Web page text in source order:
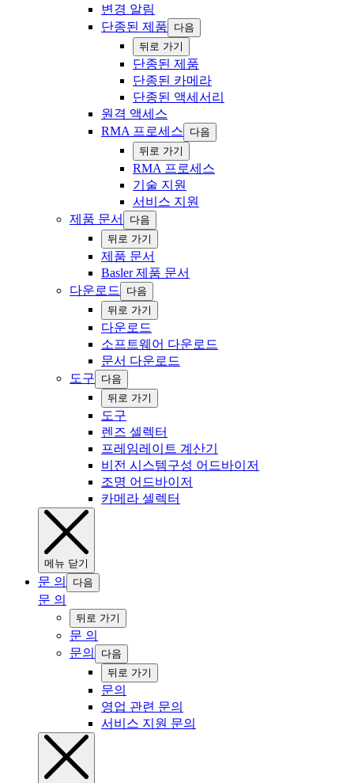
변경 알림
단종된 제품
다음
‍뒤로 ‍가기
단종된 제품
단종된 카메라
단종된 액세서리
원격 액세스
RMA 프로세스
다음
‍뒤로 ‍가기
RMA 프로세스
기술 ‍지원
서비스 지원
제품 문서
다음
‍뒤로 ‍가기
제품 문서
Basler 제품 문서
다운로드
다음
‍뒤로 ‍가기
다운로드
소프트웨어 다운로드
문서 다운로드
도구
다음
‍뒤로 ‍가기
도구
‍렌즈 ‍‍셀렉터
프레임레이트 계산기
비전 시스템구성 어드바이저
‍조명 어드바이저
카메라 ‍셀렉터
‍메뉴 ‍닫기
문 의 다음
문 의
‍뒤로 ‍가기
문 의
문의
다음
‍뒤로 ‍가기
문의
영업 관련 문의
서비스 지원 문의